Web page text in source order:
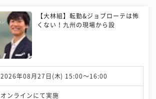
【大林組】転勤&ジョブローテは怖
くない！九州の現場から設
2026年08月27日(木) 15:00〜16:00
オンラインにて実施